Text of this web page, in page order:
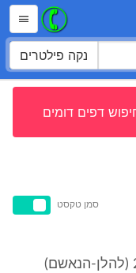
נקה פילטרים
דפים דומים
סמן טקסט
מחמת הספק, אני מזכה את נאשם 2 (להלן-הנאשם)